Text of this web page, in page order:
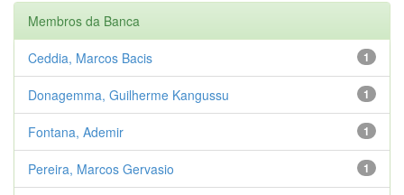
Membros da Banca
1
Ceddia, Marcos Bacis
1
Donagemma, Guilherme Kangussu
1
Fontana, Ademir
1
Pereira, Marcos Gervasio